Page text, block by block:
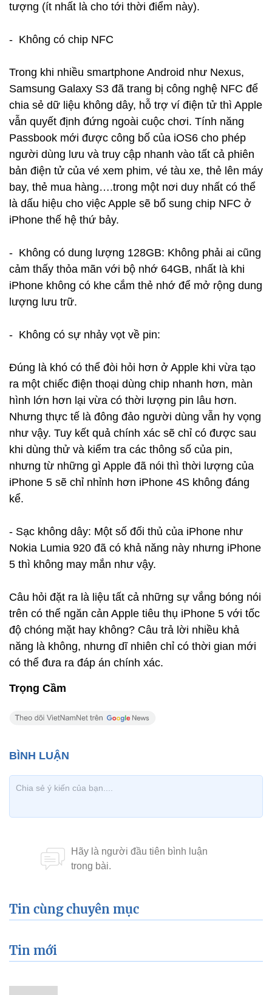
tượng (ít nhất là cho tới thời điểm này).
- Không có chip NFC
Trong khi nhiều smartphone Android như Nexus,
Samsung Galaxy S3 đã trang bị công nghệ NFC để
chia sẻ dữ liệu không dây, hỗ trợ ví điện tử thì Apple
vẫn quyết định đứng ngoài cuộc chơi. Tính năng
Passbook mới được công bố của iOS6 cho phép
người dùng lưu và truy cập nhanh vào tất cả phiên
bản điện tử của vé xem phim, vé tàu xe, thẻ lên máy
bay, thẻ mua hàng….trong một nơi duy nhất có thể
là dấu hiệu cho việc Apple sẽ bổ sung chip NFC ở
iPhone thế hệ thứ bảy.
- Không có dung lượng 128GB: Không phải ai cũng
cảm thấy thỏa mãn với bộ nhớ 64GB, nhất là khi
iPhone không có khe cắm thẻ nhớ để mở rộng dung
lượng lưu trữ.
- Không có sự nhảy vọt về pin:
Đúng là khó có thể đòi hỏi hơn ở Apple khi vừa tạo
ra một chiếc điện thoại dùng chip nhanh hơn, màn
hình lớn hơn lại vừa có thời lượng pin lâu hơn.
Nhưng thực tế là đông đảo người dùng vẫn hy vọng
như vậy. Tuy kết quả chính xác sẽ chỉ có được sau
khi dùng thử và kiểm tra các thông số của pin,
nhưng từ những gì Apple đã nói thì thời lượng của
iPhone 5 sẽ chỉ nhỉnh hơn iPhone 4S không đáng
kể.
- Sạc không dây: Một số đối thủ của iPhone như
Nokia Lumia 920 đã có khả năng này nhưng iPhone
5 thì không may mắn như vậy.
Câu hỏi đặt ra là liệu tất cả những sự vắng bóng nói
trên có thể ngăn cản Apple tiêu thụ iPhone 5 với tốc
độ chóng mặt hay không? Câu trả lời nhiều khả
năng là không, nhưng dĩ nhiên chỉ có thời gian mới
có thể đưa ra đáp án chính xác.
Trọng Cầm
Tin cùng chuyên mục
Tin mới